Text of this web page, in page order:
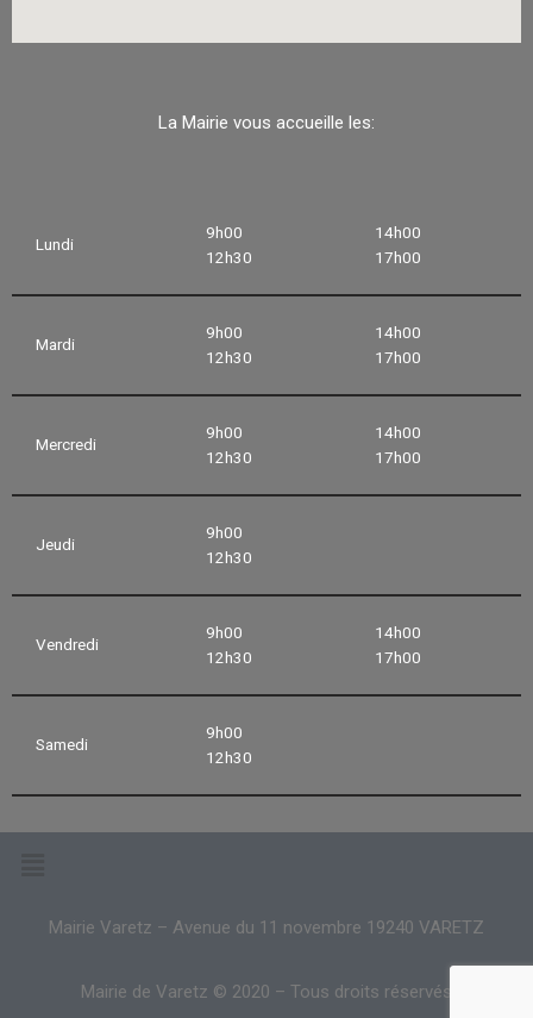
La Mairie vous accueille les:
Lundi
9h00
12h30
14h00
17h00
Mardi
9h00
12h30
14h00
17h00
Mercredi
9h00
12h30
14h00
17h00
Jeudi
9h00
12h30
Vendredi
9h00
12h30
14h00
17h00
Samedi
9h00
12h30
Mairie Varetz – Avenue du 11 novembre 19240 VARETZ
Mairie de Varetz © 2020 – Tous droits réservés